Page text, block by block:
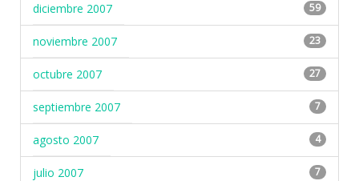
diciembre 2007 59
noviembre 2007 23
octubre 2007 27
septiembre 2007 7
agosto 2007 4
julio 2007 7